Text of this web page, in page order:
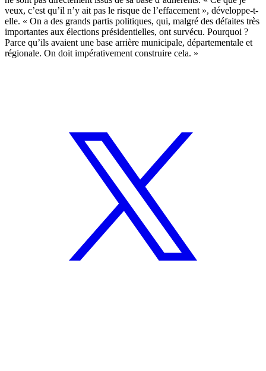
veux, c’est qu’il n’y ait pas le risque de l’effacement », développe-t-
elle. « On a des grands partis politiques, qui, malgré des défaites très
importantes aux élections présidentielles, ont survécu. Pourquoi ?
Parce qu’ils avaient une base arrière municipale, départementale et
régionale. On doit impérativement construire cela. »